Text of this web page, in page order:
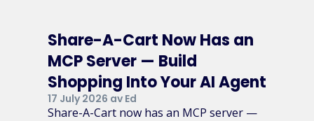
Share-A-Cart Now Has an
MCP Server — Build
Shopping Into Your AI Agent
17 July 2026 av Ed
Share-A-Cart now has an MCP server —